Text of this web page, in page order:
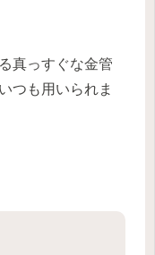
真っすぐな金管
つも用いられま